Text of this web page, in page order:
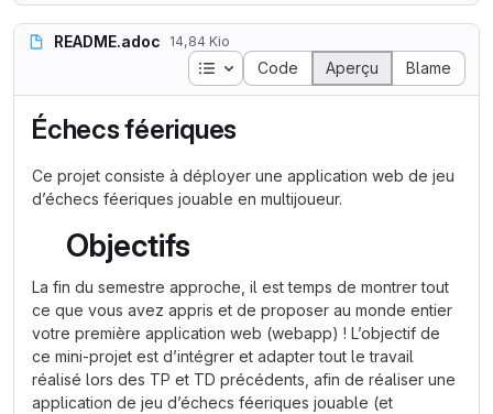
README.adoc 14,84 Kio
Table des matières
Code Aperçu Blame
Échecs féeriques
Ce projet consiste à déployer une application web de jeu
d’échecs féeriques jouable en multijoueur.
Objectifs
La fin du semestre approche, il est temps de montrer tout
ce que vous avez appris et de proposer au monde entier
votre première application web (webapp) ! L’objectif de
ce mini-projet est d’intégrer et adapter tout le travail
réalisé lors des TP et TD précédents, afin de réaliser une
application de jeu d’échecs féeriques jouable (et